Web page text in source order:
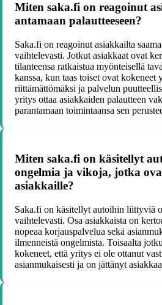
Miten saka.fi on reagoinut
antamaan palautteeseen?
Saka.fi on reagoinut asiakkailta
vaihtelevasti. Jotkut asiakkaat ovat
tilanteensa ratkaistua myönteisellä
kanssa, kun taas toiset ovat kokeneet
riittämättömäksi ja palvelun
yritys ottaa asiakkaiden palautteen
parantamaan toimintaansa sen
Miten saka.fi on käsitellyt
ongelmia ja vikoja, jotka
asiakkaille?
Saka.fi on käsitellyt autoihin liittyviä
vaihtelevasti. Osa asiakkaista on
nopeaa korjauspalvelua sekä
ilmenneistä ongelmista. Toisaalta
kokeneet, että yritys ei ole ottanut
asianmukaisesti ja on jättänyt